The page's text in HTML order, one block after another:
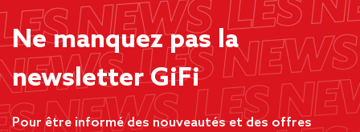
Ne manquez pas la
newsletter GiFi
Pour être informé des nouveautés et des offres